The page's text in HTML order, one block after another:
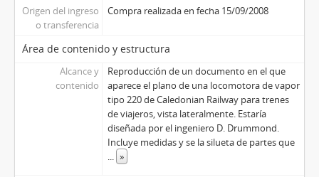
Origen del ingreso
o transferencia
Compra realizada en fecha 15/09/2008
Área de contenido y estructura
Alcance y
contenido
Reproducción de un documento en el que
aparece el plano de una locomotora de vapor
tipo 220 de Caledonian Railway para trenes
de viajeros, vista lateralmente. Estaría
diseñada por el ingeniero D. Drummond.
Incluye medidas y se la silueta de partes que
... »